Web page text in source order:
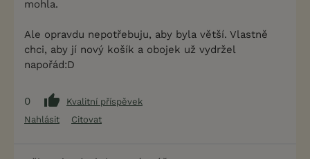
mohla.
Ale opravdu nepotřebuju, aby byla větší. Vlastně
chci, aby jí nový košík a obojek už vydržel
napořád:D
0
Kvalitní příspěvek
Nahlásit
Citovat